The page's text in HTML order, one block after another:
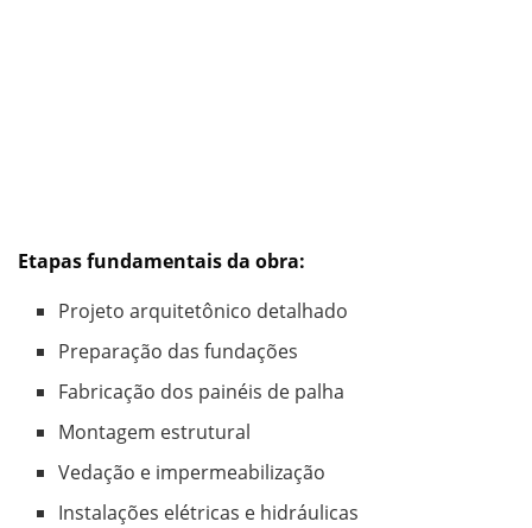
Etapas fundamentais da obra:
Projeto arquitetônico detalhado
Preparação das fundações
Fabricação dos painéis de palha
Montagem estrutural
Vedação e impermeabilização
Instalações elétricas e hidráulicas